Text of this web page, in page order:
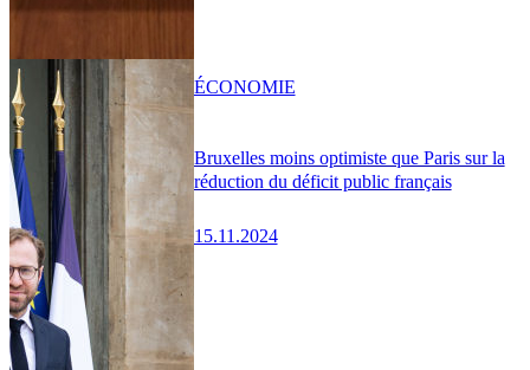
Bruxelles moins optimiste que Paris sur la
réduction du déficit public français
15.11.2024
ÉCONOMIE